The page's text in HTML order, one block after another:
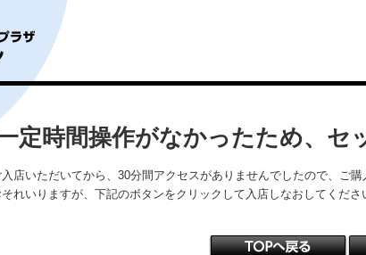
定時間操作がなかったため、セ
入店いただいてから、30分間アクセスがありませんでしたので、ご購
それいりますが、下記のボタンをクリックして入店しなおしてくださ